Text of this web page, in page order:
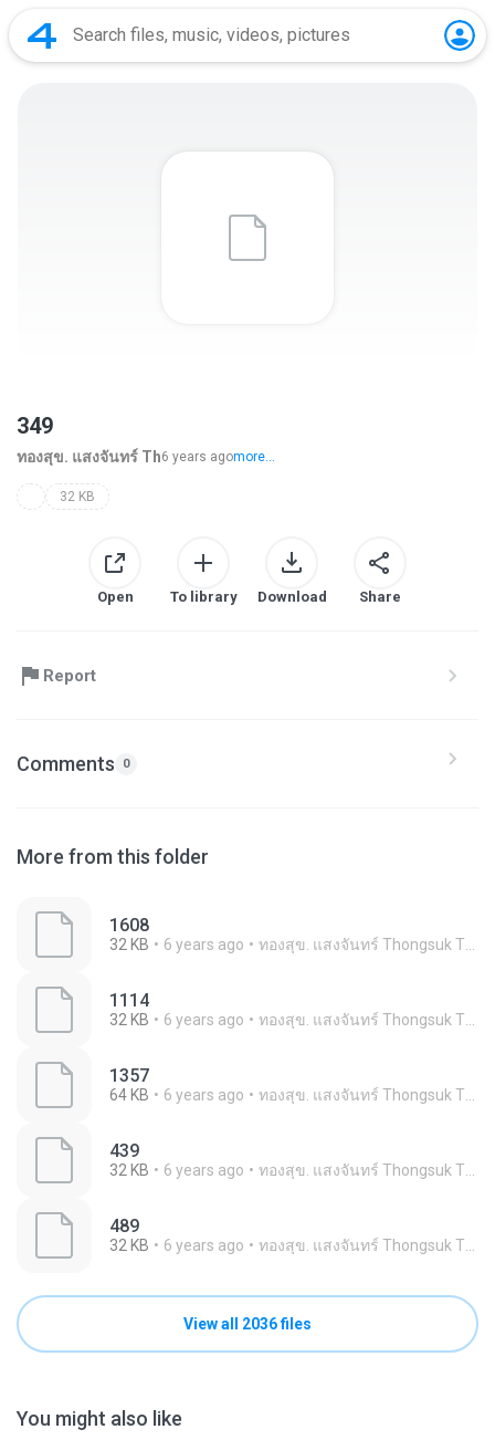
349
ทองสุข. แสงจันทร์ Th6 years agomore...
32 KB
Open To library Download Share
Report
Comments 0
More from this folder
1608
32 KB 6 years ago ทองสุข. แสงจันทร์ Thongsuk Thongsuk
1114
32 KB 6 years ago ทองสุข. แสงจันทร์ Thongsuk Thongsuk
1357
64 KB 6 years ago ทองสุข. แสงจันทร์ Thongsuk Thongsuk
439
32 KB 6 years ago ทองสุข. แสงจันทร์ Thongsuk Thongsuk
489
32 KB 6 years ago ทองสุข. แสงจันทร์ Thongsuk Thongsuk
View all 2036 files
You might also like